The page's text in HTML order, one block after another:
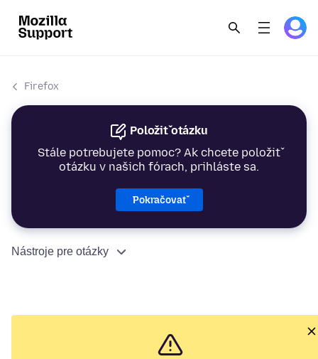
Firefox
Položiť otázku
Stále potrebujete pomoc? Ak chcete položiť
otázku v našich fórach, prihláste sa.
Pokračovať
Nástroje pre otázky